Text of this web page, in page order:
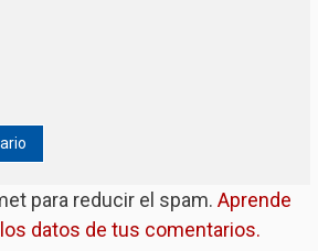
para reducir el spam. Aprende
datos de tus comentarios.